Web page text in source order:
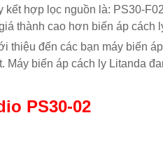
hợp lọc nguồn là: PS30-
thành cao hơn biến áp cách
thiệu đến các bạn máy biến
Máy biến áp cách ly Litanda
PS30-02